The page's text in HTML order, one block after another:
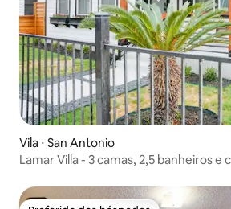
Vila ⋅ San Antonio
Lamar Villa - 3 camas, 2,5 banheiros e